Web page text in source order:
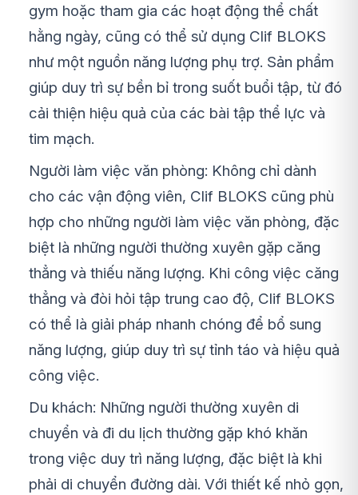
gym hoặc tham gia các hoạt động thể chất
hằng ngày, cũng có thể sử dụng Clif BLOKS
như một nguồn năng lượng phụ trợ. Sản phẩm
giúp duy trì sự bền bỉ trong suốt buổi tập, từ đó
cải thiện hiệu quả của các bài tập thể lực và
tim mạch.
Người làm việc văn phòng: Không chỉ dành
cho các vận động viên, Clif BLOKS cũng phù
hợp cho những người làm việc văn phòng, đặc
biệt là những người thường xuyên gặp căng
thẳng và thiếu năng lượng. Khi công việc căng
thẳng và đòi hỏi tập trung cao độ, Clif BLOKS
có thể là giải pháp nhanh chóng để bổ sung
năng lượng, giúp duy trì sự tỉnh táo và hiệu quả
công việc.
Du khách: Những người thường xuyên di
chuyển và đi du lịch thường gặp khó khăn
trong việc duy trì năng lượng, đặc biệt là khi
phải di chuyển đường dài. Với thiết kế nhỏ gọn,